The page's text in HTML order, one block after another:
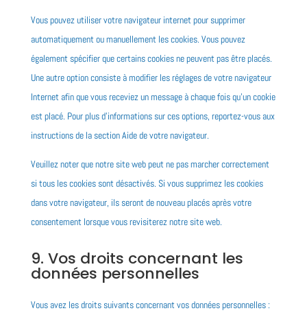
Vous pouvez utiliser votre navigateur internet pour supprimer
automatiquement ou manuellement les cookies. Vous pouvez
également spécifier que certains cookies ne peuvent pas être placés.
Une autre option consiste à modifier les réglages de votre navigateur
Internet afin que vous receviez un message à chaque fois qu’un cookie
est placé. Pour plus d’informations sur ces options, reportez-vous aux
instructions de la section Aide de votre navigateur.
Veuillez noter que notre site web peut ne pas marcher correctement
si tous les cookies sont désactivés. Si vous supprimez les cookies
dans votre navigateur, ils seront de nouveau placés après votre
consentement lorsque vous revisiterez notre site web.
9. Vos droits concernant les
données personnelles
Vous avez les droits suivants concernant vos données personnelles :